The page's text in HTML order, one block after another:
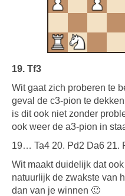
19. Tf3
Wit gaat zich proberen te
geval de c3-pion te
is dit ook niet zonder
ook weer de a3-pion in
19… Ta4 20. Pd2 Da6 21.
Wit maakt duidelijk dat
natuurlijk de zwakste van
dan van je winnen 🙂